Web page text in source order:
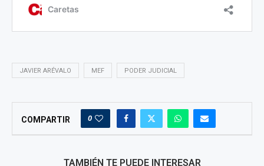
JAVIER ARÉVALO MEF PODER JUDICIAL
COMPARTIR 0
TAMBIÉN TE PUEDE INTERESAR